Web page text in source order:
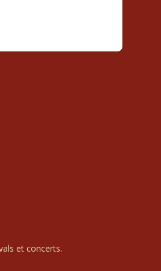
et concerts.